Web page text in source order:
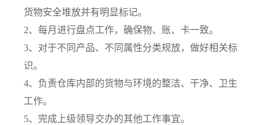
货物安全堆放并有明显标记。
2、每月进行盘点工作，确保物、账、卡一致。
3、对于不同产品、不同属性分类规放，做好相关标
识。
4、负责仓库内部的货物与环境的整洁、干净、卫生
工作。
5、完成上级领导交办的其他工作事宜。